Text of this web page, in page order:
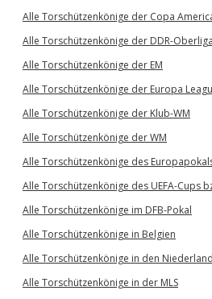
Alle Torschützenkönige der Copa
Alle Torschützenkönige der DDR-Oberliga
Alle Torschützenkönige der EM
Alle Torschützenkönige der Europa
Alle Torschützenkönige der Klub-WM
Alle Torschützenkönige der WM
Alle Torschützenkönige des
Alle Torschützenkönige des UEFA-Cups
Alle Torschützenkönige im DFB-Pokal
Alle Torschützenkönige in Belgien
Alle Torschützenkönige in den
Alle Torschützenkönige in der MLS